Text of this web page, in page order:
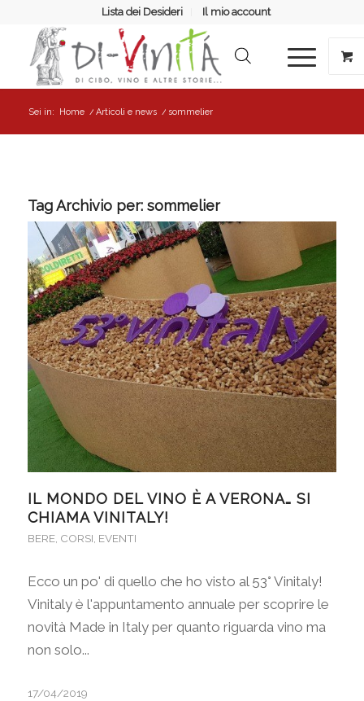
Lista dei Desideri Il mio account
Sei in: Home / Articoli e news / sommelier
Tag Archivio per: sommelier
IL MONDO DEL VINO È A VERONA… SI
CHIAMA VINITALY!
BERE, CORSI EVENTI
Ecco un po' di quello che ho visto al 53° Vinitaly!
Vinitaly è l'appuntamento annuale per scoprire le
novità Made in Italy per quanto riguarda vino ma
non solo...
17/04/2019